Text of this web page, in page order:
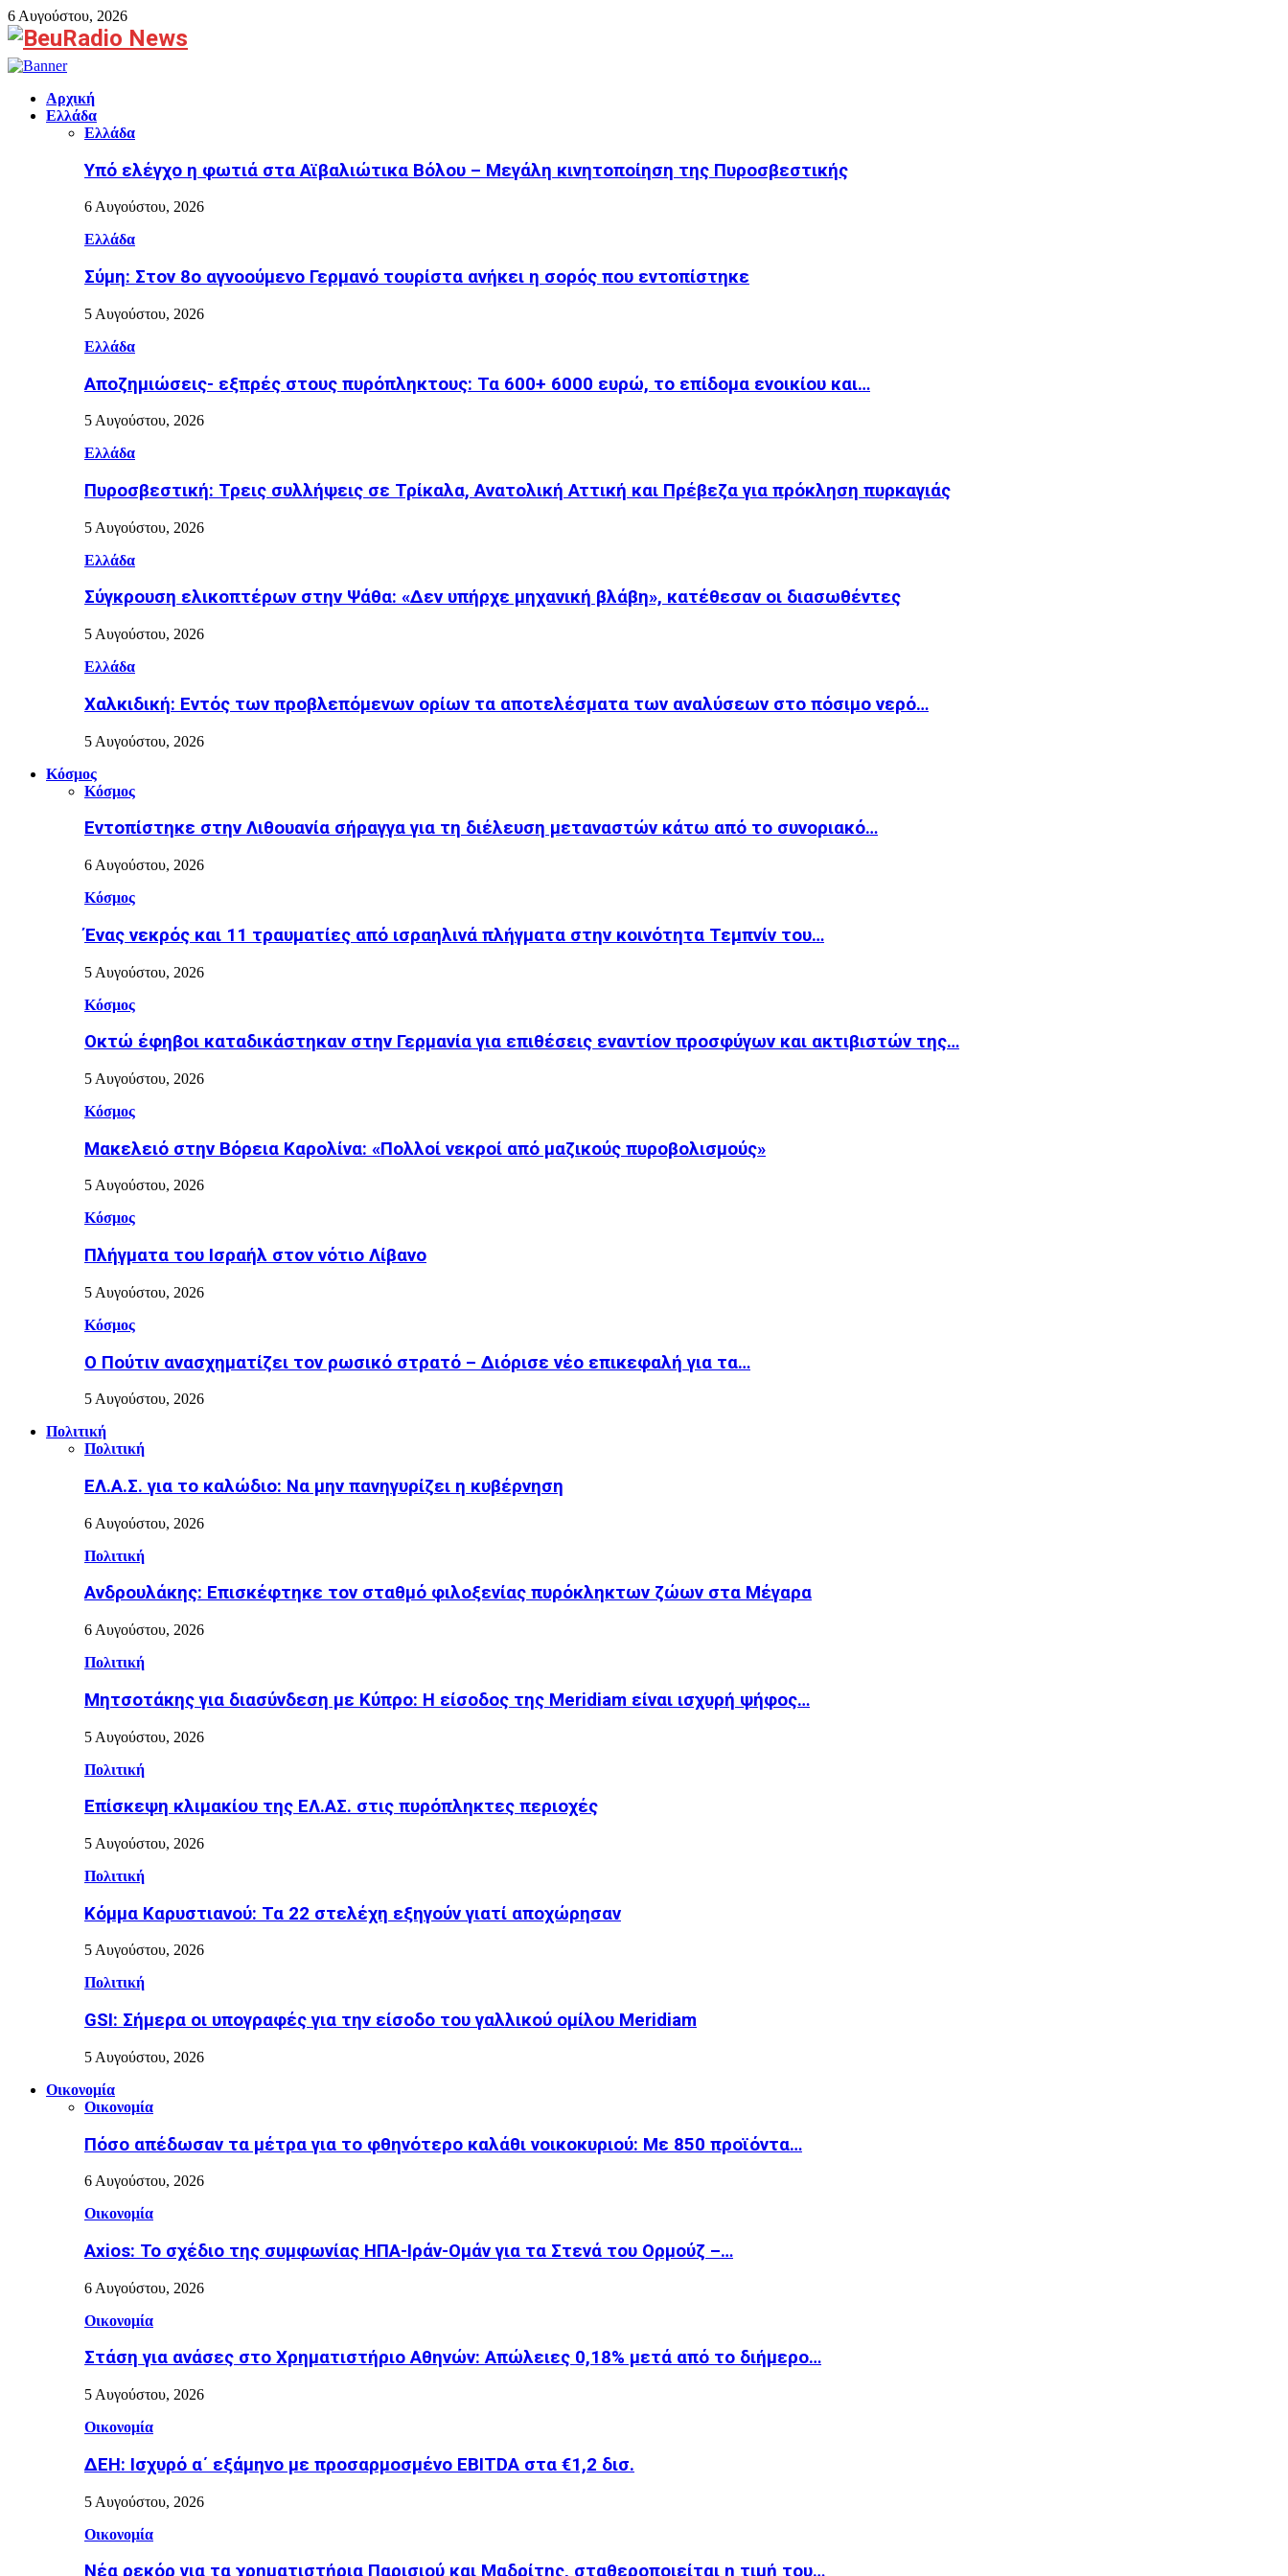
6 Αυγούστου, 2026
Facebook
Αρχική
Ελλάδα
Ελλάδα
Υπό ελέγχο η φωτιά στα Αϊβαλιώτικα Βόλου – Μεγάλη κινητοποίηση της Πυροσβεστικής
6 Αυγούστου, 2026
Ελλάδα
Σύμη: Στον 8ο αγνοούμενο Γερμανό τουρίστα ανήκει η σορός που εντοπίστηκε
5 Αυγούστου, 2026
Ελλάδα
Αποζημιώσεις- εξπρές στους πυρόπληκτους: Τα 600+ 6000 ευρώ, το επίδομα ενοικίου και…
5 Αυγούστου, 2026
Ελλάδα
Πυροσβεστική: Τρεις συλλήψεις σε Τρίκαλα, Ανατολική Αττική και Πρέβεζα για πρόκληση πυρκαγιάς
5 Αυγούστου, 2026
Ελλάδα
Σύγκρουση ελικοπτέρων στην Ψάθα: «Δεν υπήρχε μηχανική βλάβη», κατέθεσαν οι διασωθέντες
5 Αυγούστου, 2026
Ελλάδα
Χαλκιδική: Εντός των προβλεπόμενων ορίων τα αποτελέσματα των αναλύσεων στο πόσιμο νερό…
5 Αυγούστου, 2026
Κόσμος
Κόσμος
Εντοπίστηκε στην Λιθουανία σήραγγα για τη διέλευση μεταναστών κάτω από το συνοριακό…
6 Αυγούστου, 2026
Κόσμος
Ένας νεκρός και 11 τραυματίες από ισραηλινά πλήγματα στην κοινότητα Τεμπνίν του…
5 Αυγούστου, 2026
Κόσμος
Οκτώ έφηβοι καταδικάστηκαν στην Γερμανία για επιθέσεις εναντίον προσφύγων και ακτιβιστών της…
5 Αυγούστου, 2026
Κόσμος
Μακελειό στην Βόρεια Καρολίνα: «Πολλοί νεκροί από μαζικούς πυροβολισμούς»
5 Αυγούστου, 2026
Κόσμος
Πλήγματα του Ισραήλ στον νότιο Λίβανο
5 Αυγούστου, 2026
Κόσμος
Ο Πούτιν ανασχηματίζει τον ρωσικό στρατό – Διόρισε νέο επικεφαλή για τα…
5 Αυγούστου, 2026
Πολιτική
Πολιτική
ΕΛ.Α.Σ. για το καλώδιο: Να μην πανηγυρίζει η κυβέρνηση
6 Αυγούστου, 2026
Πολιτική
Ανδρουλάκης: Επισκέφτηκε τον σταθμό φιλοξενίας πυρόκληκτων ζώων στα Μέγαρα
6 Αυγούστου, 2026
Πολιτική
Μητσοτάκης για διασύνδεση με Κύπρο: Η είσοδος της Meridiam είναι ισχυρή ψήφος…
5 Αυγούστου, 2026
Πολιτική
Επίσκεψη κλιμακίου της ΕΛ.ΑΣ. στις πυρόπληκτες περιοχές
5 Αυγούστου, 2026
Πολιτική
Κόμμα Καρυστιανού: Τα 22 στελέχη εξηγούν γιατί αποχώρησαν
5 Αυγούστου, 2026
Πολιτική
GSI: Σήμερα οι υπογραφές για την είσοδο του γαλλικού ομίλου Meridiam
5 Αυγούστου, 2026
Οικονομία
Οικονομία
Πόσο απέδωσαν τα μέτρα για το φθηνότερο καλάθι νοικοκυριού: Με 850 προϊόντα…
6 Αυγούστου, 2026
Οικονομία
Axios: Το σχέδιο της συμφωνίας ΗΠΑ-Ιράν-Ομάν για τα Στενά του Ορμούζ –…
6 Αυγούστου, 2026
Οικονομία
Στάση για ανάσες στο Χρηματιστήριο Αθηνών: Απώλειες 0,18% μετά από το διήμερο…
5 Αυγούστου, 2026
Οικονομία
ΔΕΗ: Ισχυρό α΄ εξάμηνο με προσαρμοσμένο EBITDA στα €1,2 δισ.
5 Αυγούστου, 2026
Οικονομία
Νέα ρεκόρ για τα χρηματιστήρια Παρισιού και Μαδρίτης, σταθεροποιείται η τιμή του…